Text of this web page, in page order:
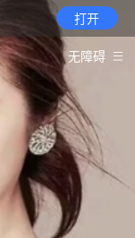
打开
无障碍